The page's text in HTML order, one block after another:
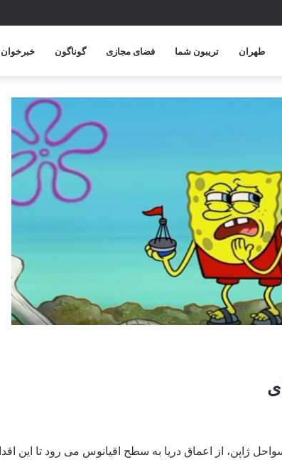
پایان امسال
طهران تریبون شما فضای مجازی گوناگون خبرخوان
ژاپن، از اعماق دریا به سطح اقیانوس می رود تا این